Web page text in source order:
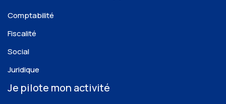
Comptabilité
Fiscalité
Social
Juridique
Je pilote mon activité